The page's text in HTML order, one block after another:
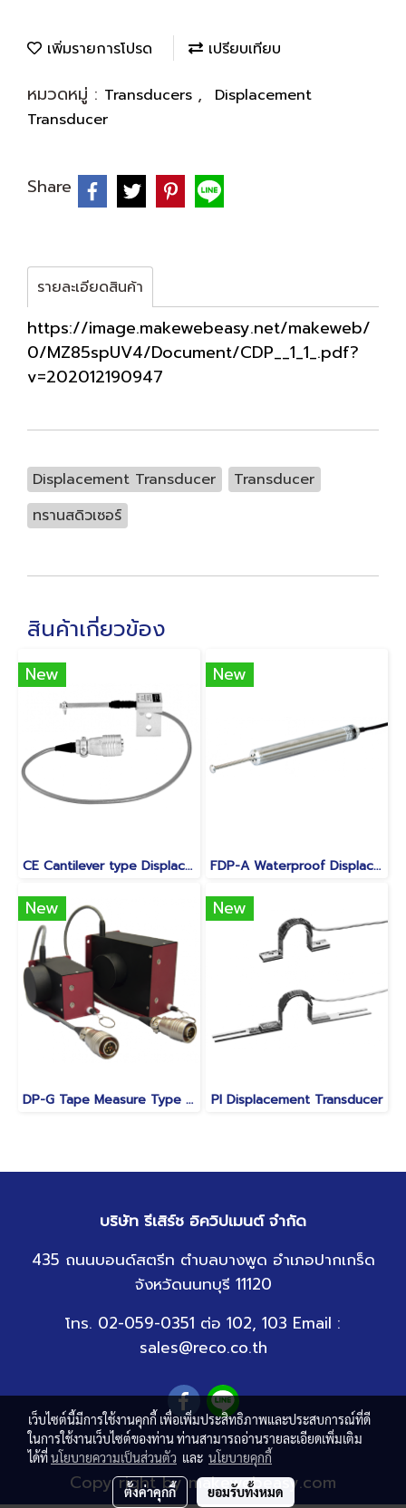
เพิ่มรายการโปรด เปรียบเทียบ
หมวดหมู่ : Transducers ,
Displacement
Transducer
Share
รายละเอียดสินค้า
https://image.makewebeasy.net/makeweb/
0/MZ85spUV4/Document/CDP__1_1_.pdf?
v=202012190947
Displacement Transducer
Transducer
ทรานสดิวเซอร์
สินค้าเกี่ยวข้อง
New
CE Cantilever type Displacement Transducer 2mm to 10mm
New
FDP-A Waterproof Displacement Transducer 10mm to 100mm
New
DP-G Tape Measure Type Displacement Transducer 500mm to 2000mm
New
PI Displacement Transducer
บริษัท รีเสิร์ช อิควิปเมนต์ จำกัด
435 ถนนบอนด์สตรีท ตำบลบางพูด อำเภอปากเกร็ด
จังหวัดนนทบุรี 11120
โทร. 02-059-0351 ต่อ 102, 103 Email :
sales@reco.co.th
Copy right by makewebeasy.com
เว็บไซต์นี้มีการใช้งานคุกกี้ เพื่อเพิ่มประสิทธิภาพและประสบการณ์ที่ดี
ในการใช้งานเว็บไซต์ของท่าน ท่านสามารถอ่านรายละเอียดเพิ่มเติม
ได้ที่นโยบายความเป็นส่วนตัว และ นโยบายคุกกี้
ตั้งค่าคุกกี้ ยอมรับทั้งหมด